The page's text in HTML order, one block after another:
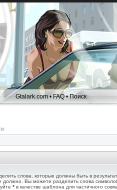
Gtalark.com •FAQ•Поиск
слова, которые должны быть в
должно. Вы можете разделить слова
* в качестве шаблона для частичного